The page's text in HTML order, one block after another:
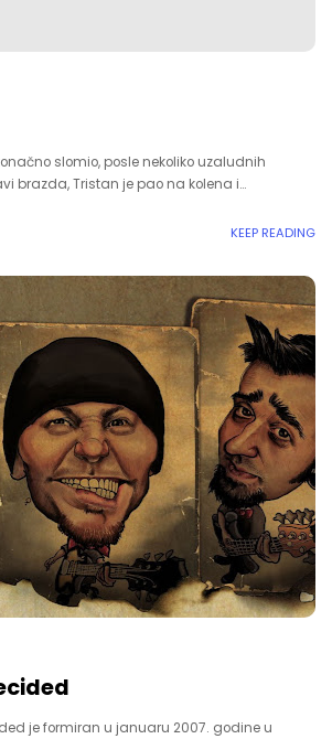
slomio, posle nekoliko uzaludnih
brazda, Tristan je pao na kolena i…
KEEP READING
je formiran u januaru 2007. godine u